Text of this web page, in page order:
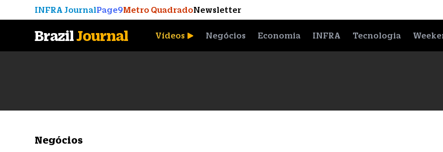
INFRA JournalPage9Metro QuadradoNewsletter
BrazilJournal Vídeos Negócios Economia INFRA Tecnologia
Negócios